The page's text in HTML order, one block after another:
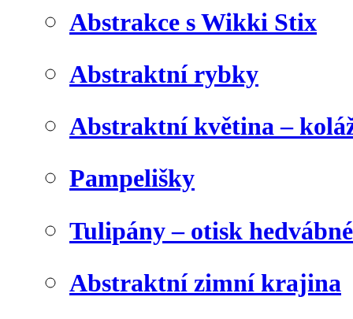
Abstrakce s Wikki Stix
Abstraktní rybky
Abstraktní květina –
Pampelišky
Tulipány – otisk
Abstraktní zimní krajina